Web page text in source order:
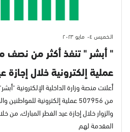
الخميس ٠٤ مايو ٢٠٢٣
" أبشر " تنفذ أكثر من نصف
عملية إلكترونية خلال إجازة
أعلنت منصة وزارة الداخلية الإلكترونية
من 507956 عملية إلكترونية
والزوار خلال إجازة عيد الفطر المبارك، من
المقدمة لهم